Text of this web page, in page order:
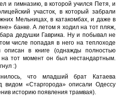
и гимназию, в которой учился Петя, и
участок, в который забрали
Мельницах, в катакомбах, и даже в
банке. А летом я ходил на тот пляж,
дедушки Гаврика. Ну и побывал не
числе попадая в него на теплоходе
в книге (однажды полностью
на тот момент он был нестандартным.
:)
что младший брат Катаева
«Старгорода» описали Одессу
историю появления трамвая).